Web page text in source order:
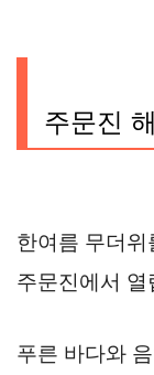
주문진
한여름 무더
주문진에서 열
푸른 바다와